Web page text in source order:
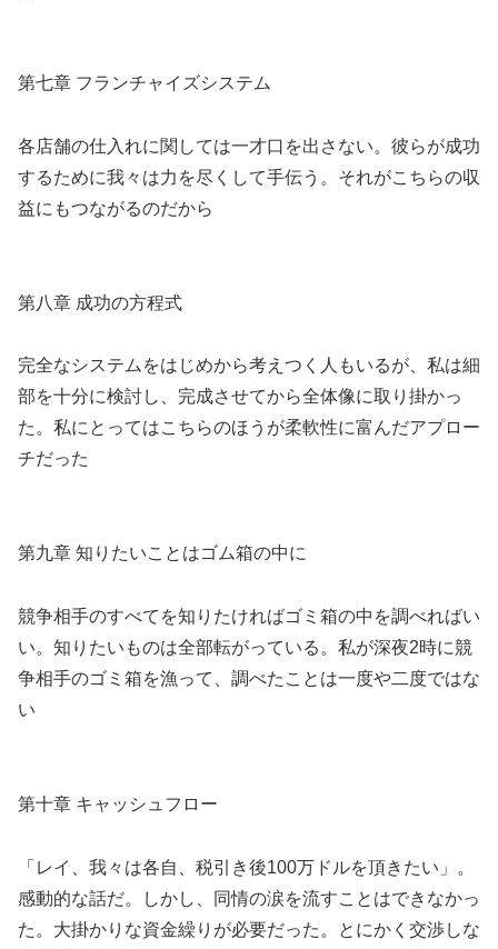
第七章 フランチャイズシステム
各店舗の仕入れに関しては一才口を出さない。彼らが成功
するために我々は力を尽くして手伝う。それがこちらの収
益にもつながるのだから
第八章 成功の方程式
完全なシステムをはじめから考えつく人もいるが、私は細
部を十分に検討し、完成させてから全体像に取り掛かっ
た。私にとってはこちらのほうが柔軟性に富んだアプロー
チだった
第九章 知りたいことはゴム箱の中に
競争相手のすべてを知りたければゴミ箱の中を調べればい
い。知りたいものは全部転がっている。私が深夜2時に競
争相手のゴミ箱を漁って、調べたことは一度や二度ではな
い
第十章 キャッシュフロー
「レイ、我々は各自、税引き後100万ドルを頂きたい」。
感動的な話だ。しかし、同情の涙を流すことはできなかっ
た。大掛かりな資金繰りが必要だった。とにかく交渉しな